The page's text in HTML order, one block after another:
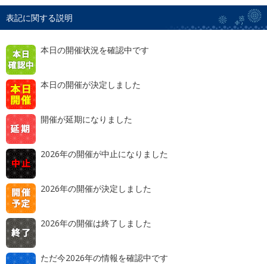
表記に関する説明
本日の開催状況を確認中です
本日の開催が決定しました
開催が延期になりました
2026年の開催が中止になりました
2026年の開催が決定しました
2026年の開催は終了しました
ただ今2026年の情報を確認中です